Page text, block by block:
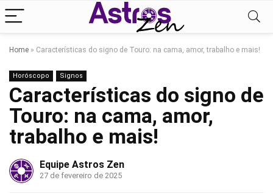
Home » Características do signo de Touro: na cama, amor, trabalho e mais!
Horóscopo Signos
Características do signo de
Touro: na cama, amor,
trabalho e mais!
Equipe Astros Zen
27 de fevereiro de 2025